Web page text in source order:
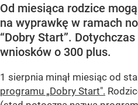
Od miesiąca rodzice
na wyprawkę w ramach
“Dobry Start”.
wniosków o 300 plus.
1 sierpnia minął miesiąc od
programu „Dobry Start".